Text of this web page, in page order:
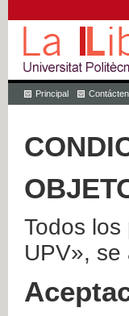
Principal
Todos
UPV»,